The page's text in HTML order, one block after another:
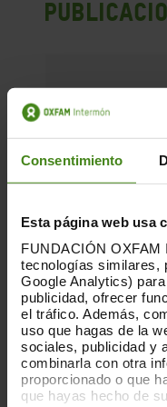
Consentimiento
Esta página web usa
FUNDACIÓN
tecnologías similares,
Google Analytics)
publicidad, ofrecer
el tráfico. Además,
uso que hagas de la
sociales, publicidad y
combinarla con otra
proporcionado o que
que hayas hecho de